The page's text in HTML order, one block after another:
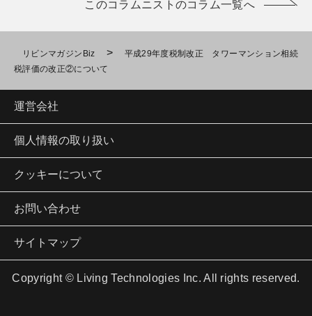
このコラムニストのコラム一覧へ
リビンマガジンBiz >
平成29年度税制改正 タワーマンション相続
税評価の改正②について
運営会社
個人情報の取り扱い
クッキーについて
お問い合わせ
サイトマップ
Copyright © Living Technologies Inc. All rights reserved.